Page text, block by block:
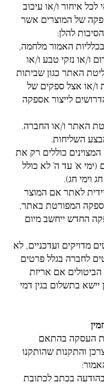
איחור ו/או עיכוב
של המוצרים אשר
להלן:
בכלליות האמור מלחמה,
ו/או נזקי טבע ו/או
האתר כגון שביתות
ו/או אצל ספקים של
לייצור אספקה
האתר ו/או החברה.
השליחות.
כוללים רק את
א’ עד ה’ לא כולל
וימי חג).
לאתר אם המוצר
המפורטת באתר,
החדש ייחשב מיום
מדויקים ועדכניים, לא
לחברה בגלל פרטים
אם אריזת
בתשלום בגין דמי
העסקה בהתאם
והתקנות שהותקנו
בכתב לכתובת